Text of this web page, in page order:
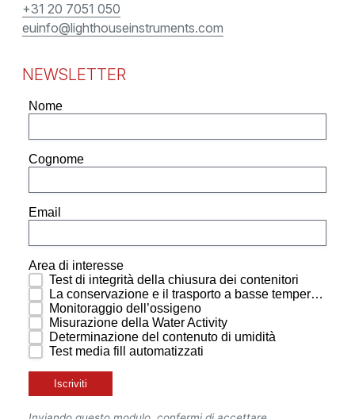
+31 20 7051 050
euinfo@lighthouseinstruments.com
NEWSLETTER